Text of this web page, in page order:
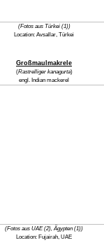
(Fotos aus Türkei (1))
Location: Avsallar, Türkei
Großmaulmakrele
(Rastrelliger kanagurta)
engl. Indian mackerel
(Fotos aus UAE (2), Ägypten (1))
Location: Fujairah, UAE